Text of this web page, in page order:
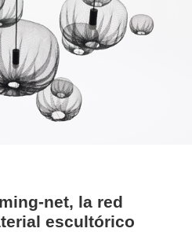
net, la red
escultórico